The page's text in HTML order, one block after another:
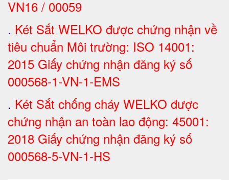
VN16 / 00059
. Két Sắt WELKO được chứng nhận về
tiêu chuẩn Môi trường: ISO 14001:
2015 Giấy chứng nhận đăng ký số
000568-1-VN-1-EMS
. Két Sắt chống cháy WELKO được
chứng nhận an toàn lao động: 45001:
2018 Giấy chứng nhận đăng ký số
000568-5-VN-1-HS